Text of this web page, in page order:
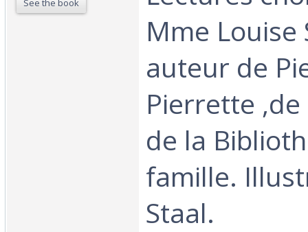
See the book
Mme Louise
auteur de
Pierrette ,de
de la
famille.
Staal.‎